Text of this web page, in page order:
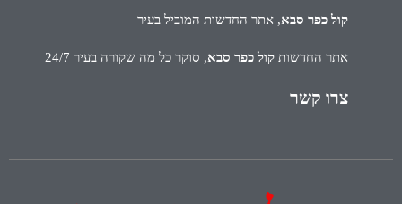
קול כפר סבא, אתר החדשות המוביל בעיר
אתר החדשות קול כפר סבא, סוקר כל מה שקורה בעיר 24/7
צרו קשר